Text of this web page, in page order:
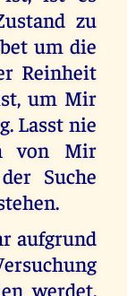
zu
um die
Reinheit
um Mir
Lasst nie
von Mir
Suche
aufgrund
werdet.